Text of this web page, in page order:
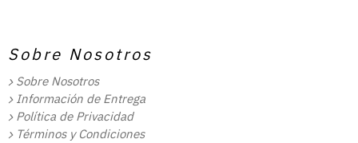
Sobre Nosotros
Sobre Nosotros
Información de Entrega
Política de Privacidad
Términos y Condiciones